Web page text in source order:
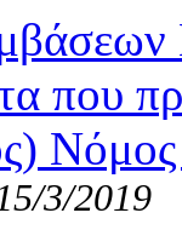
που
3/2019